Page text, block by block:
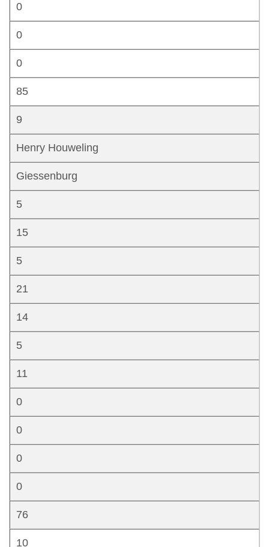
0
0
0
85
9
Henry Houweling
Giessenburg
5
15
5
21
14
5
11
0
0
0
0
76
10